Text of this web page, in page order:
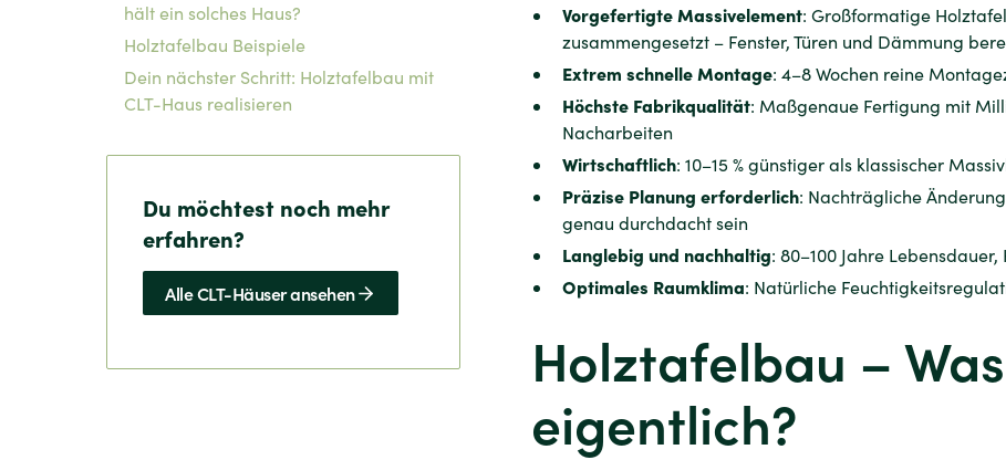
hält ein solches Haus?
Holztafelbau Beispiele
Dein nächster Schritt: Holztafelbau mit
CLT-Haus realisieren
Du möchtest noch mehr
erfahren?
Alle CLT-Häuser ansehen
Vorgefertigte Massivelement: Großformatige
zusammengesetzt – Fenster, Türen und Dämmung
Extrem schnelle Montage: 4–8 Wochen reine
Höchste Fabrikqualität: Maßgenaue Fertigung mit
Nacharbeiten
Wirtschaftlich: 10–15 % günstiger als klassischer
Präzise Planung erforderlich: Nachträgliche
genau durchdacht sein
Langlebig und nachhaltig: 80–100 Jahre
Optimales Raumklima: Natürliche
Holztafelbau –
eigentlich?